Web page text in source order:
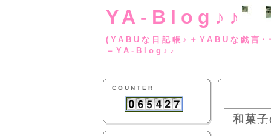
YA-Blog♪♪
(YABUな日記帳♪
＝YA-Blog♪♪
COUNTER
和菓